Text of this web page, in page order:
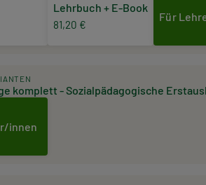
Lehrbuch + E-Book
81,20 €
Für
komplett - Sozialpädagogische
innen